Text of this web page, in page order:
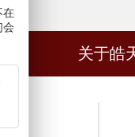
关于皓
在
会